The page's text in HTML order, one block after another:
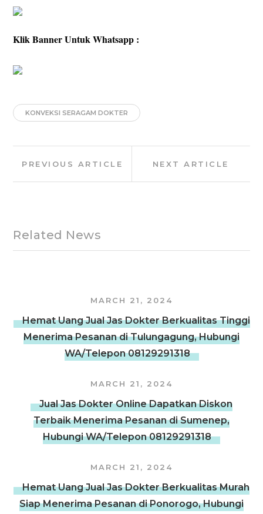
Klik Banner Untuk Whatsapp :
KONVEKSI SERAGAM DOKTER
navigation
PREVIOUS ARTICLE NEXT ARTICLE
Related News
MARCH 21, 2024
Hemat Uang Jual Jas Dokter Berkualitas Tinggi
Menerima Pesanan di Tulungagung, Hubungi
WA/Telepon 08129291318
MARCH 21, 2024
Jual Jas Dokter Online Dapatkan Diskon
Terbaik Menerima Pesanan di Sumenep,
Hubungi WA/Telepon 08129291318
MARCH 21, 2024
Hemat Uang Jual Jas Dokter Berkualitas Murah
Siap Menerima Pesanan di Ponorogo, Hubungi